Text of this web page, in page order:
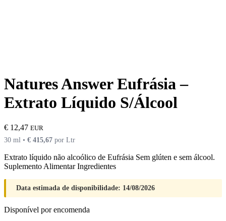
Natures Answer Eufrásia –
Extrato Líquido S/Álcool
€ 12,47 EUR
30 ml • € 415,67 por Ltr
Extrato líquido não alcoólico de Eufrásia Sem glúten e sem álcool.
Suplemento Alimentar Ingredientes
Data estimada de disponibilidade: 14/08/2026
Disponível por encomenda